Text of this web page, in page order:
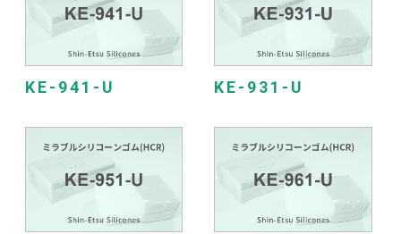
KE-941-U KE-931-U